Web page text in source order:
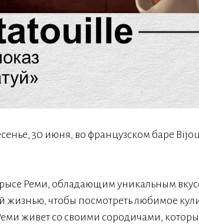
30 июня, во французском баре
Реми, обладающим уникальным
жизнью, чтобы посмотреть любимое
живет со своими сородичами,